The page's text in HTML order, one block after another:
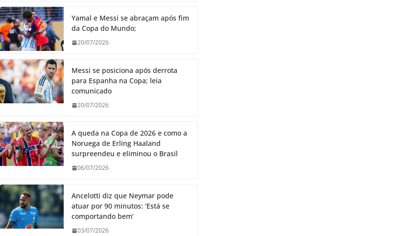
Yamal e Messi se abraçam após fim
da Copa do Mundo;
20/07/2026
Messi se posiciona após derrota
para Espanha na Copa; leia
comunicado
20/07/2026
A queda na Copa de 2026 e como a
Noruega de Erling Haaland
surpreendeu e eliminou o Brasil
06/07/2026
Ancelotti diz que Neymar pode
atuar por 90 minutos: ‘Está se
comportando bem’
03/07/2026